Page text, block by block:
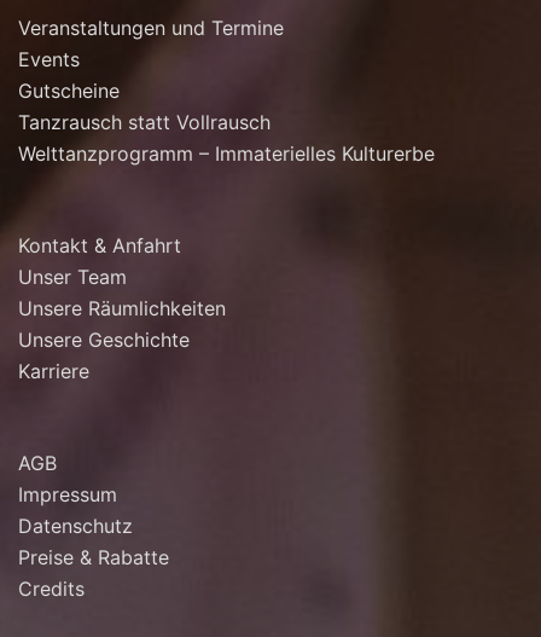
Veranstaltungen und Termine
Events
Gutscheine
Tanzrausch statt Vollrausch
Welttanzprogramm – Immaterielles Kulturerbe
Kontakt & Anfahrt
Unser Team
Unsere Räumlichkeiten
Unsere Geschichte
Karriere
AGB
Impressum
Datenschutz
Preise & Rabatte
Credits